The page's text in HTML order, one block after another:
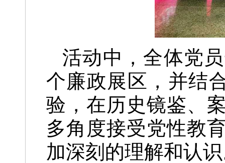
活动中，全体党
个廉政展区，并结
验，在历史镜鉴、
多角度接受党性教
加深刻的理解和认